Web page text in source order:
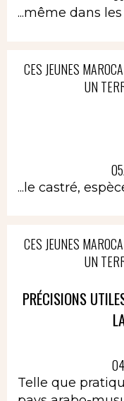
...même dans
CES JEUNES
UN
...le castré,
CES JEUNES
UN
PRÉCISIONS
Telle que